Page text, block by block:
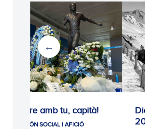
Sempre amb tu, capità!
CLUB, MÓN SOCIAL I AFICIÓ